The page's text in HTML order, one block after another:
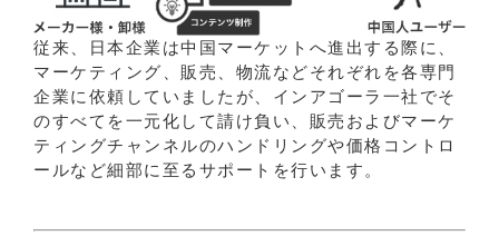
従来、日本企業は中国マーケットへ進出する際に、
マーケティング、販売、物流などそれぞれを各専門
企業に依頼していましたが、インアゴーラ一社でそ
のすべてを一元化して請け負い、販売およびマーケ
ティングチャンネルのハンドリングや価格コントロ
ールなど細部に至るサポートを行います。